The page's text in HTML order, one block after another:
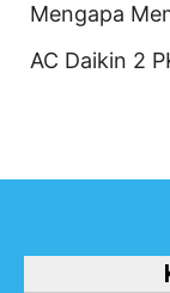
Mengapa
AC Daikin 2